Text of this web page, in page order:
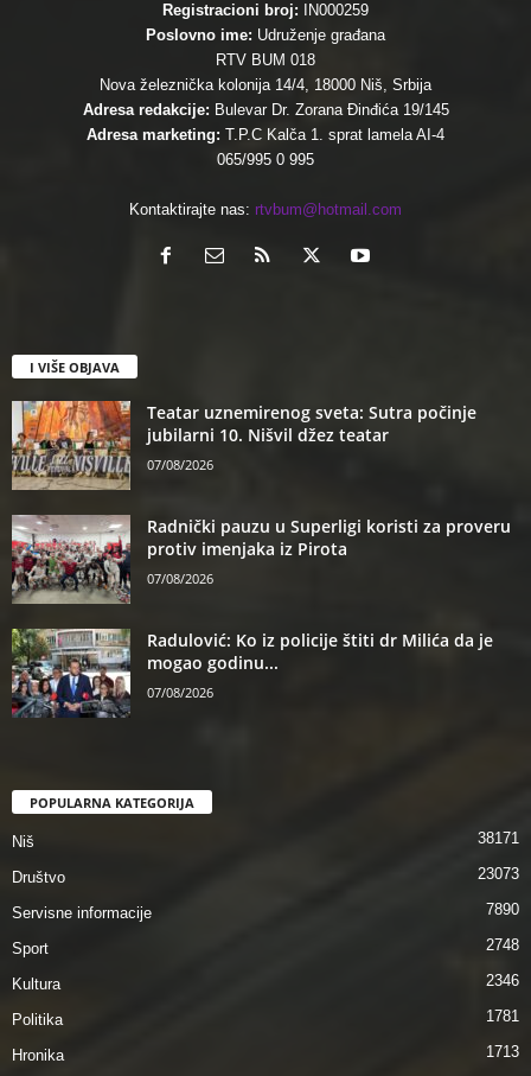
Registracioni broj:
IN000259
Poslovno ime: Udruženje građana
RTV BUM 018
Nova železnička kolonija 14/4, 18000 Niš, Srbija
Adresa redakcije: Bulevar Dr. Zorana Đinđića 19/145
Adresa marketing: T.P.C Kalča 1. sprat lamela AI-4
065/995 0 995
Kontaktirajte nas: rtvbum@hotmail.com
I VIŠE OBJAVA
Teatar uznemirenog sveta: Sutra počinje
jubilarni 10. Nišvil džez teatar
07/08/2026
Radnički pauzu u Superligi koristi za proveru
protiv imenjaka iz Pirota
07/08/2026
Radulović: Ko iz policije štiti dr Milića da je
mogao godinu...
07/08/2026
POPULARNA KATEGORIJA
Niš 38171
Društvo 23073
Servisne informacije 7890
Sport 2748
Kultura 2346
Politika 1781
Hronika 1713